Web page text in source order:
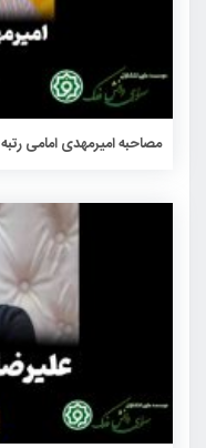
مصاحبه امیرمهدی امامی رتبه ۱۰ کنکور تجربی ۱۴۰۱ با ماز